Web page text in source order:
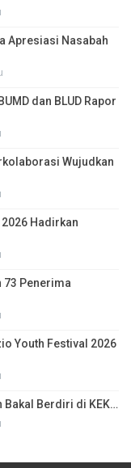
Apresiasi Nasabah
dan BLUD Rapor
Wujudkan
Hadirkan
73 Penerima
Youth Festival 2026
Bakal Berdiri di KEK…